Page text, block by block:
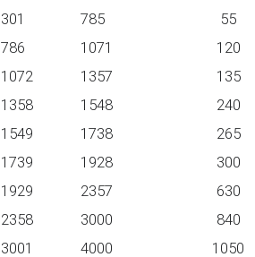
301
785
55
786
1071
120
1072
1357
135
1358
1548
240
1549
1738
265
1739
1928
300
1929
2357
630
2358
3000
840
3001
4000 1050